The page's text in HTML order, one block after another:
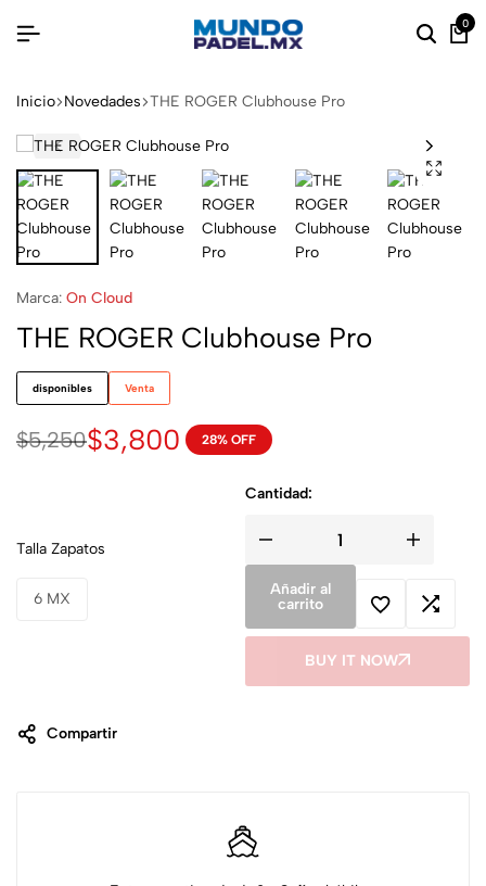
0
Inicio Novedades THE ROGER Clubhouse Pro
Marca: On Cloud
THE ROGER Clubhouse Pro
disponibles Venta
$5,250$3,800 28% OFF
Talla Zapatos
6 MX
Cantidad:
Añadir al
carrito
BUY IT NOW
Compartir